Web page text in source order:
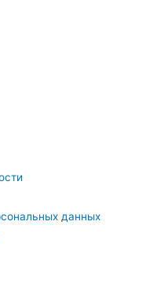
данных